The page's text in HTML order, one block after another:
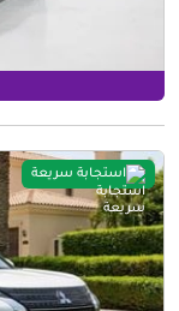
استجابة سريعة